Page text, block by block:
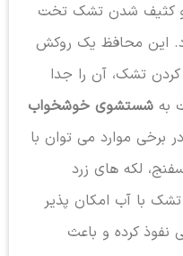
و کثیف شدن تشک تخت
این محافظ یک روکش
تشک، آن را جدا
به شستشوی خوشخواب
موارد می توان با
لکه های زرد
با آب امکان پذیر
نفوذ کرده و باعث